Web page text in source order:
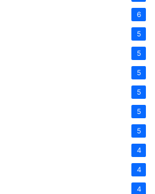
6
5
5
5
5
5
5
4
4
4